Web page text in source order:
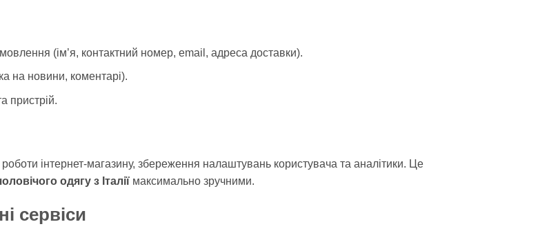
(ім’я, контактний номер, email, адреса доставки).
на новини, коментарі).
пристрій.
інтернет-магазину, збереження налаштувань користувача та аналітики. Це
одягу з Італії максимально зручними.
сервіси